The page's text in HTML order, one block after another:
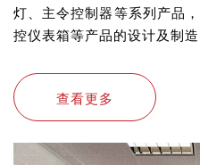
灯、主令控制器等系列产品
控仪表箱等产品的设计及制造
查看更多